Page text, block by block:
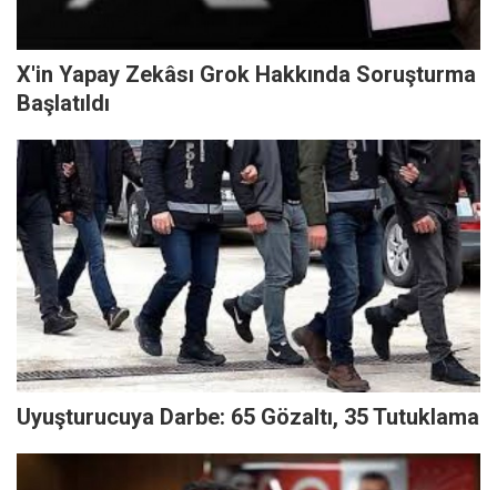
X'in Yapay Zekâsı Grok Hakkında Soruşturma
Başlatıldı
Uyuşturucuya Darbe: 65 Gözaltı, 35 Tutuklama